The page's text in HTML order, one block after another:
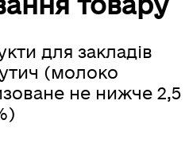
товару
для закладів
(молоко
не нижче 2,5